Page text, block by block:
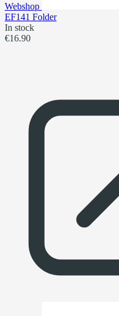
Webshop
EF141 Folder
In stock
€16.90